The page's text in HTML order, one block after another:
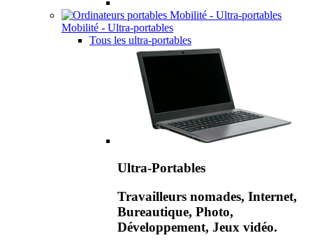
Mobilité - Ultra-portables
Tous les ultra-portables
Ultra-Portables
Travailleurs nomades, Internet,
Bureautique, Photo,
Développement, Jeux vidéo.